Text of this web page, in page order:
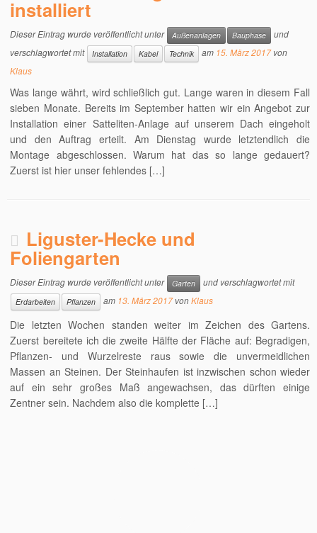
installiert
Dieser Eintrag wurde veröffentlicht unter Außenanlagen Bauphase
und
verschlagwortet mit
Installation Kabel Technik am 15. März 2017 von
Klaus
Was lange währt, wird schließlich gut. Lange waren in diesem Fall
sieben Monate. Bereits im September hatten wir ein Angebot zur
Installation einer Satteliten-Anlage auf unserem Dach eingeholt
und den Auftrag erteilt. Am Dienstag wurde letztendlich die
Montage abgeschlossen. Warum hat das so lange gedauert?
Zuerst ist hier unser fehlendes […]
Liguster-Hecke und
Foliengarten
Dieser Eintrag wurde veröffentlicht unter Garten und verschlagwortet mit
Erdarbeiten Pflanzen am 13. März 2017 vonKlaus
Die letzten Wochen standen weiter im Zeichen des Gartens.
Zuerst bereitete ich die zweite Hälfte der Fläche auf: Begradigen,
Pflanzen- und Wurzelreste raus sowie die unvermeidlichen
Massen an Steinen. Der Steinhaufen ist inzwischen schon wieder
auf ein sehr großes Maß angewachsen, das dürften einige
Zentner sein. Nachdem also die komplette […]